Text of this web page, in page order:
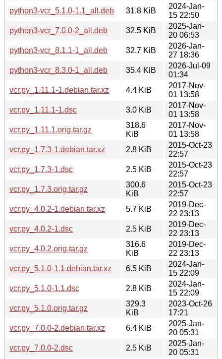
python3-vcr_5.1.0-1.1_all.deb
31.8 KiB
2024-Jan-
15 22:50
python3-vcr_7.0.0-2_all.deb
32.5 KiB
2025-Jan-
20 06:53
python3-vcr_8.1.1-1_all.deb
32.7 KiB
2026-Jan-
27 18:36
python3-vcr_8.3.0-1_all.deb
35.4 KiB
2026-Jul-09
01:34
vcr.py_1.11.1-1.debian.tar.xz
4.4 KiB
2017-Nov-
01 13:58
vcr.py_1.11.1-1.dsc
3.0 KiB
2017-Nov-
01 13:58
vcr.py_1.11.1.orig.tar.gz
318.6
KiB
2017-Nov-
01 13:58
vcr.py_1.7.3-1.debian.tar.xz
2.8 KiB
2015-Oct-23
22:57
vcr.py_1.7.3-1.dsc
2.5 KiB
2015-Oct-23
22:57
vcr.py_1.7.3.orig.tar.gz
300.6
KiB
2015-Oct-23
22:57
vcr.py_4.0.2-1.debian.tar.xz
5.7 KiB
2019-Dec-
22 23:13
vcr.py_4.0.2-1.dsc
2.5 KiB
2019-Dec-
22 23:13
vcr.py_4.0.2.orig.tar.gz
316.6
KiB
2019-Dec-
22 23:13
vcr.py_5.1.0-1.1.debian.tar.xz
6.5 KiB
2024-Jan-
15 22:09
vcr.py_5.1.0-1.1.dsc
2.8 KiB
2024-Jan-
15 22:09
vcr.py_5.1.0.orig.tar.gz
329.3
KiB
2023-Oct-26
17:21
vcr.py_7.0.0-2.debian.tar.xz
6.4 KiB
2025-Jan-
20 05:31
vcr.py_7.0.0-2.dsc
2.5 KiB
2025-Jan-
20 05:31